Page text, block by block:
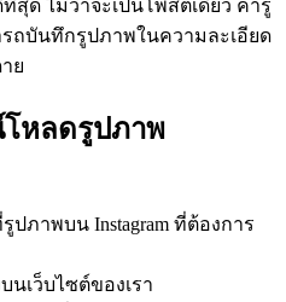
ด ไม่ว่าจะเป็นโพสต์เดี่ยว คารู
ถบันทึกรูปภาพในความละเอียด
ย
โหลดรูปภาพ
ภาพบน Instagram ที่ต้องการ
นเว็บไซต์ของเรา